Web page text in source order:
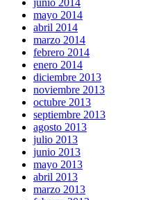
mayo 2014
abril 2014
marzo 2014
febrero 2014
enero 2014
diciembre 2013
noviembre 2013
octubre 2013
septiembre 2013
agosto 2013
julio 2013
junio 2013
mayo 2013
abril 2013
marzo 2013